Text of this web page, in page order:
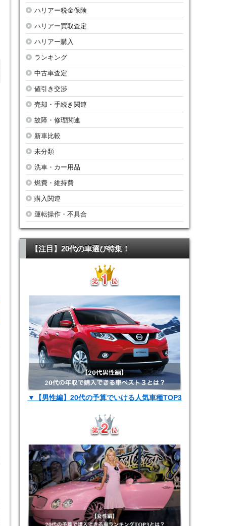
ハリアー税金保険
ハリアー買取査定
ハリアー購入
ランキング
中古車査定
値引き交渉
売却・手続き関連
故障・修理関連
新車比較
未分類
洗車・カー用品
燃費・維持費
購入関連
運転操作・不具合
【注目】20代の車選び特集！
▼【男性編】20代の予算でいける人気車種TOP3